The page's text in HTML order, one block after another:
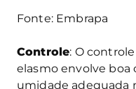
Fonte: Embrapa
Controle: O
elasmo envolve boa
umidade adequada